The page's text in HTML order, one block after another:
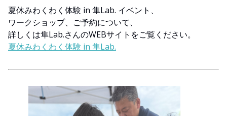
夏休みわくわく体験 in 隼Lab. イベント、
ワークショップ、ご予約について、
詳しくは隼Lab.さんのWEBサイトをご覧ください。
夏休みわくわく体験 in 隼Lab.